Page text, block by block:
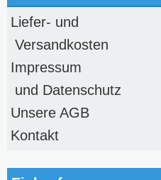
Liefer- und
Versandkosten
Impressum
und Datenschutz
Unsere AGB
Kontakt